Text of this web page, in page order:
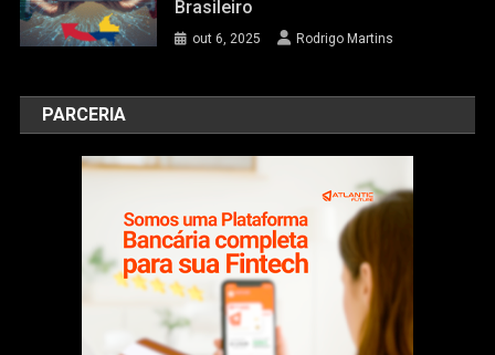
Brasileiro
out 6, 2025 Rodrigo Martins
PARCERIA